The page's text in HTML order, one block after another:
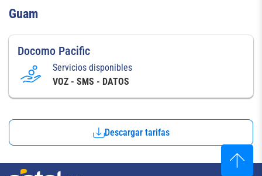
Guam
Docomo Pacific
Servicios disponibles
VOZ - SMS - DATOS
Descargar tarifas